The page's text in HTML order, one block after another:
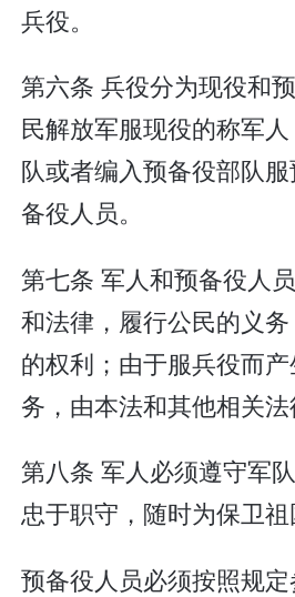
兵役。
第六条 兵役分为现役和
民解放军服现役的称军
队或者编入预备役部队
备役人员。
第七条 军人和预备役人
和法律，履行公民的义
的权利；由于服兵役而
务，由本法和其他相关法
第八条 军人必须遵守军
忠于职守，随时为保卫祖
预备役人员必须按照规定